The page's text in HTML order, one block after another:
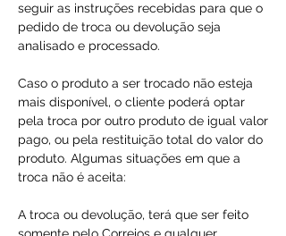
seguir as instruções recebidas para que o
pedido de troca ou devolução seja
analisado e processado.
Caso o produto a ser trocado não esteja
mais disponível, o cliente poderá optar
pela troca por outro produto de igual valor
pago, ou pela restituição total do valor do
produto. Algumas situações em que a
troca não é aceita:
A troca ou devolução, terá que ser feito